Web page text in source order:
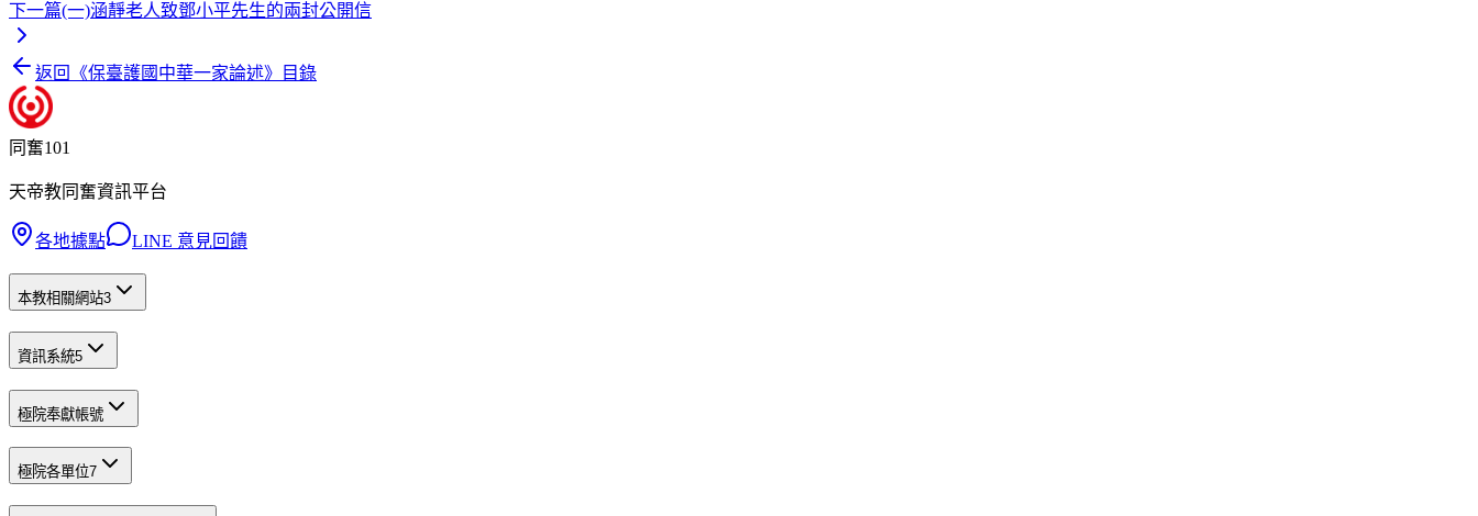
下一篇(一)涵靜老人致鄧小平先生的兩封公開信
返回《保臺護國中華一家論述》目錄
同奮101
天帝教同奮資訊平台
各地據點 LINE 意見回饋
本教相關網站3
資訊系統5
極院奉獻帳號
極院各單位7